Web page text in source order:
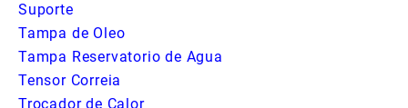
Suporte
Tampa de Oleo
Tampa Reservatorio de Agua
Tensor Correia
Trocador de Calor